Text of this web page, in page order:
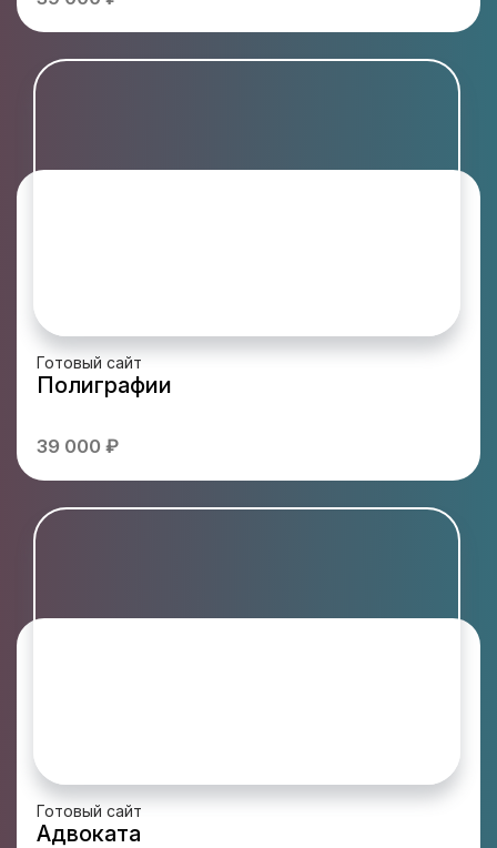
Готовый сайт
Полиграфии
39 000 ₽
Готовый сайт
Адвоката